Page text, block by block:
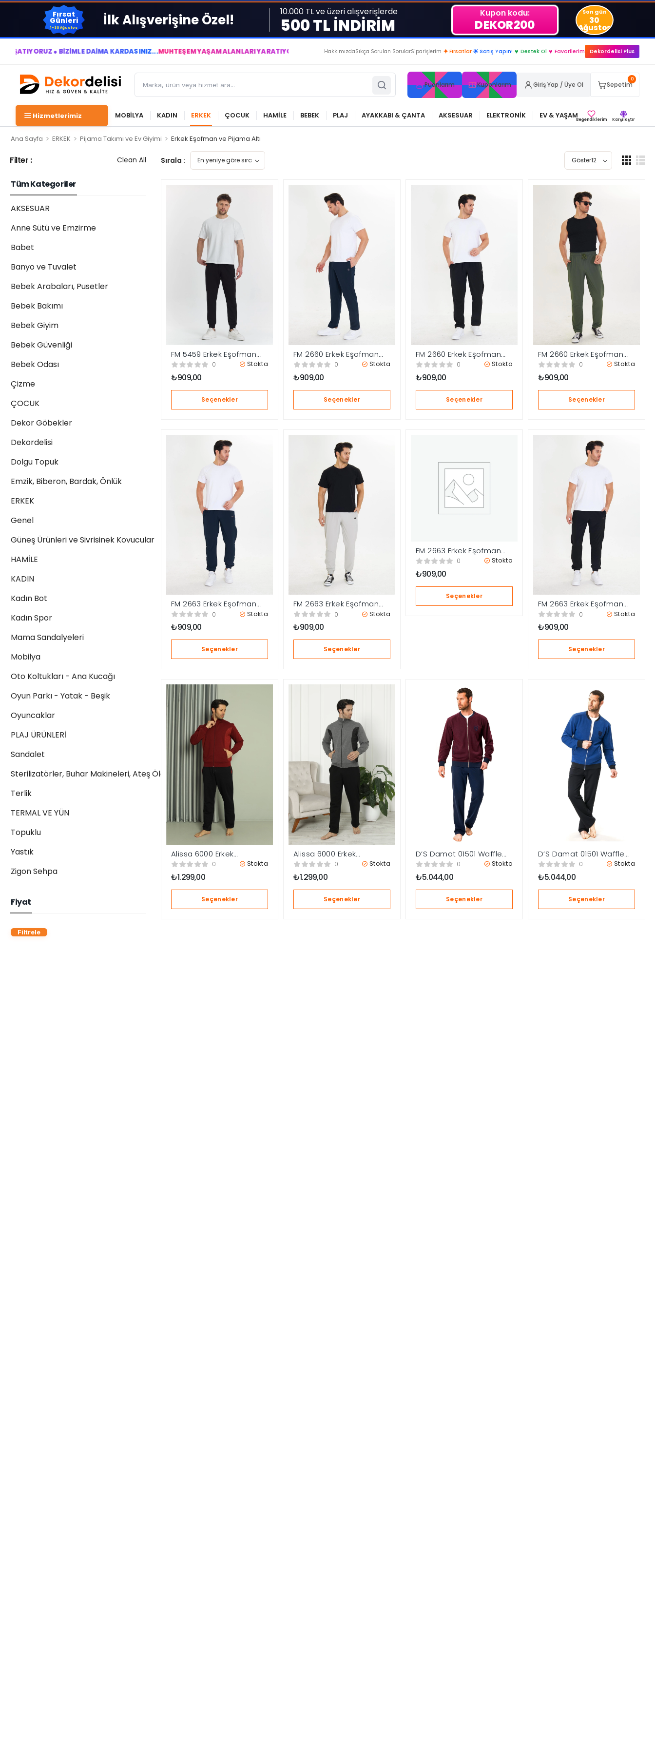
Fırsat
Günleri
1-30 Ağustos İlk Alışverişine Özel! 10.000 TL ve üzeri alışverişlerde
500 TL İNDİRİM
Kupon kodu:
DEKOR200
Son gün
30
Ağustos
● BİZİMLE DAİMA KÂRDASINIZ...MUHTEŞEM YAŞAM ALANLARI YARATIYOR VE YAŞATIYORUZ ● BİZİMLE DAİMA KÂRDASINIZ...
HakkımızdaSıkça Sorulan SorularSiparişlerim ✦ Fırsatlar ☀ Satış Yapın! ♥ Destek Ol ♥ Favorilerim Dekordelisi Plus
Puanlarım Kuponlarım Giriş Yap / Üye Ol
0
Sepetim
Hizmetlerimiz MOBİLYA KADIN ERKEK ÇOCUK HAMİLE BEBEK PLAJ AYAKKABI & ÇANTA AKSESUAR ELEKTRONİK EV & YAŞAMBeğendiklerim Karşılaştır
Ana Sayfa > ERKEK > Pijama Takımı ve Ev Giyimi > Erkek Eşofman ve Pijama Altı
Filter : Clean All
Tüm Kategoriler
AKSESUAR
Anne Sütü ve Emzirme
Babet
Banyo ve Tuvalet
Bebek Arabaları, Pusetler
Bebek Bakımı
Bebek Giyim
Bebek Güvenliği
Bebek Odası
Çizme
ÇOCUK
Dekor Göbekler
Dekordelisi
Dolgu Topuk
Emzik, Biberon, Bardak, Önlük
ERKEK
Genel
Güneş Ürünleri ve Sivrisinek Kovucular
HAMİLE
KADIN
Kadın Bot
Kadın Spor
Mama Sandalyeleri
Mobilya
Oto Koltukları - Ana Kucağı
Oyun Parkı - Yatak - Beşik
Oyuncaklar
PLAJ ÜRÜNLERİ
Sandalet
Sterilizatörler, Buhar Makineleri, Ateş Ölçerler
Terlik
TERMAL VE YÜN
Topuklu
Yastık
Zigon Sehpa
Fiyat
Filtrele
Sırala :
FM 5459 Erkek Eşofman
Altı
0 Stokta
₺909,00
Seçenekler
FM 2660 Erkek Eşofman
Altı
0 Stokta
₺909,00
Seçenekler
FM 2660 Erkek Eşofman
Altı
0 Stokta
₺909,00
Seçenekler
FM 2660 Erkek Eşofman
Altı
0 Stokta
₺909,00
Seçenekler
FM 2663 Erkek Eşofman
Altı
0 Stokta
₺909,00
Seçenekler
FM 2663 Erkek Eşofman
Altı
0 Stokta
₺909,00
Seçenekler
FM 2663 Erkek Eşofman
Altı
0 Stokta
₺909,00
Seçenekler
FM 2663 Erkek Eşofman
Altı
0 Stokta
₺909,00
Seçenekler
Alissa 6000 Erkek
Eşofman Takımı
0 Stokta
₺1.299,00
Seçenekler
Alissa 6000 Erkek
Eşofman Takımı
0 Stokta
₺1.299,00
Seçenekler
D’S Damat 01501 Waffle
Erkek Eşofman Takımı
0 Stokta
₺5.044,00
Seçenekler
D’S Damat 01501 Waffle
Erkek Eşofman Takımı
0 Stokta
₺5.044,00
Seçenekler